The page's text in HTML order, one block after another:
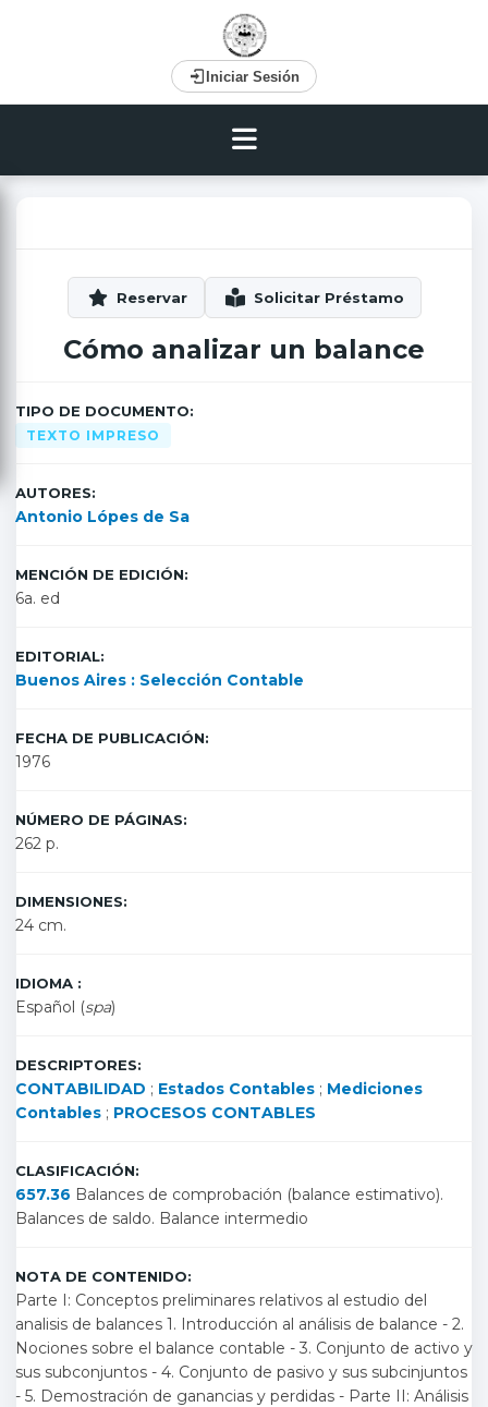
Iniciar Sesión
Cómo analizar un balance
TIPO DE DOCUMENTO:
TEXTO IMPRESO
AUTORES:
Antonio Lópes de Sa
MENCIÓN DE EDICIÓN:
6a. ed
EDITORIAL:
Buenos Aires : Selección Contable
FECHA DE PUBLICACIÓN:
1976
NÚMERO DE PÁGINAS:
262 p.
DIMENSIONES:
24 cm.
IDIOMA :
Español (spa)
DESCRIPTORES:
CONTABILIDAD ; Estados Contables; Mediciones
Contables; PROCESOS CONTABLES
CLASIFICACIÓN:
657.36 Balances de comprobación (balance estimativo).
Balances de saldo. Balance intermedio
NOTA DE CONTENIDO:
Parte I: Conceptos preliminares relativos al estudio del
analisis de balances 1. Introducción al análisis de balance - 2.
Nociones sobre el balance contable - 3. Conjunto de activo y
sus subconjuntos - 4. Conjunto de pasivo y sus subcinjuntos
- 5. Demostración de ganancias y perdidas - Parte II: Análisis